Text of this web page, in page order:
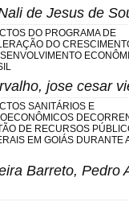
de Jesus de
DO PROGRAMA DE
DO
jose cesar
SANITÁRIOS E
DE RECURSOS
EM GOIÁS DURANTE
Barreto, Pedro